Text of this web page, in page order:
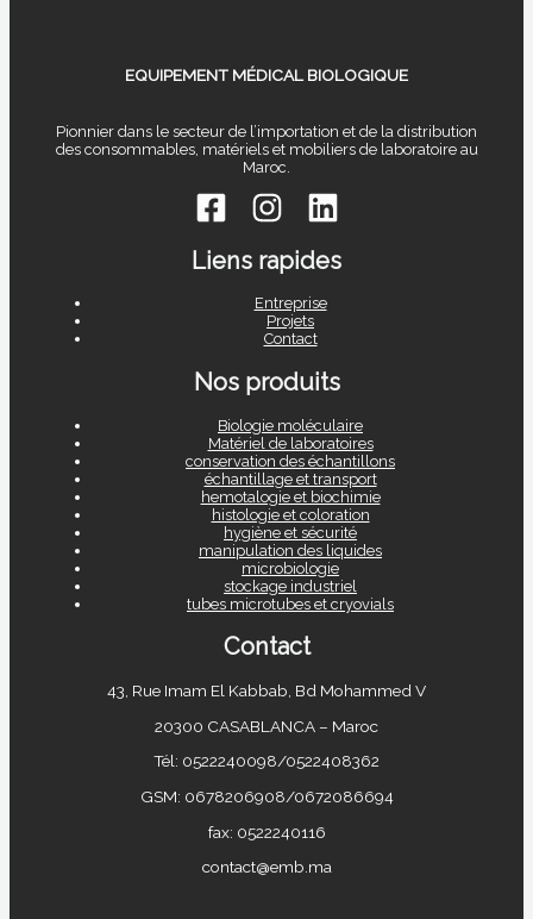
EQUIPEMENT MÉDICAL BIOLOGIQUE
Pionnier dans le secteur de l’importation et de la distribution
des consommables, matériels et mobiliers de laboratoire au
Maroc.
Liens rapides
Entreprise
Projets
Contact
Nos produits
Biologie moléculaire
Matériel de laboratoires
conservation des échantillons
échantillage et transport
hemotalogie et biochimie
histologie et coloration
hygiène et sécurité
manipulation des liquides
microbiologie
stockage industriel
tubes microtubes et cryovials
Contact
43, Rue Imam El Kabbab, Bd Mohammed V
20300 CASABLANCA – Maroc
Tél: 0522240098/0522408362
GSM: 0678206908/0672086694
fax: 0522240116
contact@emb.ma